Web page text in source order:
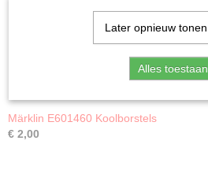
Märklin E601460 Koolborstels
€ 2,00
Later opnieuw tonen
Alles toestaan